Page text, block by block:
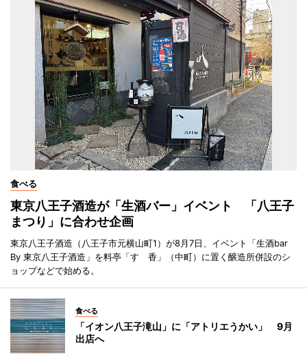
食べる
東京八王子酒造が「生酒バー」イベント 「八王子
まつり」に合わせ企画
東京八王子酒造（八王子市元横山町1）が8月7日、イベント「生酒bar
By 東京八王子酒造」を料亭「すゞ香」（中町）に置く醸造所併設のシ
ョップなどで始める。
食べる
「イオン八王子滝山」に「アトリエうかい」 9月
出店へ